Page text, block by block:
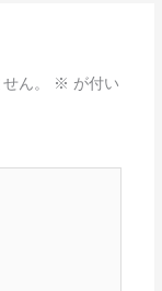
ん。 ※ が付い